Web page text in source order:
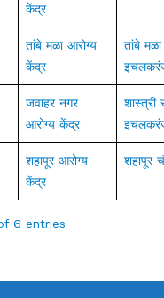
केंद्र
तांबे मळा आरोग्य
केंद्र
तांबे
जवाहर नगर
आरोग्य केंद्र
शास्त्री
शहापूर आरोग्य
केंद्र
शहापूर
6 entries